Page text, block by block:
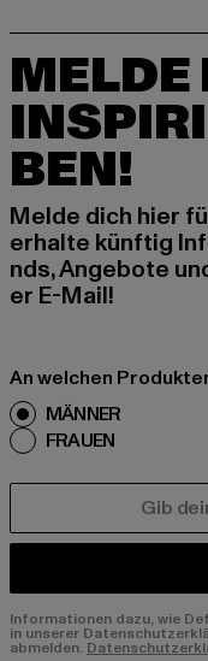
MELDE
BEN!
Melde dich hier
erhalte künftig
nds, Angebote
er E-Mail!
An welchen
MÄNNER
FRAUEN
Informationen dazu, wie
in unserer
abmelden.